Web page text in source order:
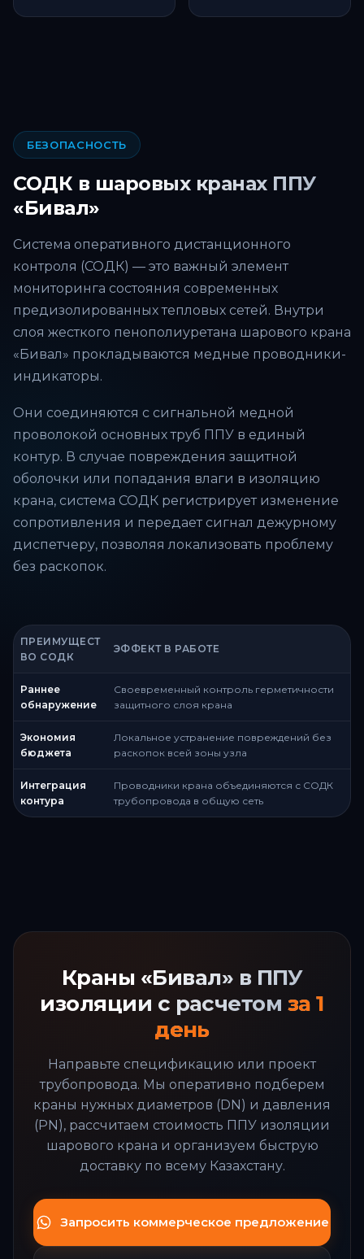
БЕЗОПАСНОСТЬ
СОДК в шаровых кранах ППУ
«Бивал»
Система оперативного дистанционного
контроля (СОДК) — это важный элемент
мониторинга состояния современных
предизолированных тепловых сетей. Внутри
слоя жесткого пенополиуретана шарового крана
«Бивал» прокладываются медные проводники-
индикаторы.
Они соединяются с сигнальной медной
проволокой основных труб ППУ в единый
контур. В случае повреждения защитной
оболочки или попадания влаги в изоляцию
крана, система СОДК регистрирует изменение
сопротивления и передает сигнал дежурному
диспетчеру, позволяя локализовать проблему
без раскопок.
ПРЕИМУЩЕСТ
ВО СОДК
ЭФФЕКТ В РАБОТЕ
Раннее
обнаружение
Своевременный контроль герметичности
защитного слоя крана
Экономия
бюджета
Локальное устранение повреждений без
раскопок всей зоны узла
Интеграция
контура
Проводники крана объединяются с СОДК
трубопровода в общую сеть
Краны «Бивал» в ППУ
изоляции с расчетом за 1
день
Направьте спецификацию или проект
трубопровода. Мы оперативно подберем
краны нужных диаметров (DN) и давления
(PN), рассчитаем стоимость ППУ изоляции
шарового крана и организуем быструю
доставку по всему Казахстану.
Запросить коммерческое предложение